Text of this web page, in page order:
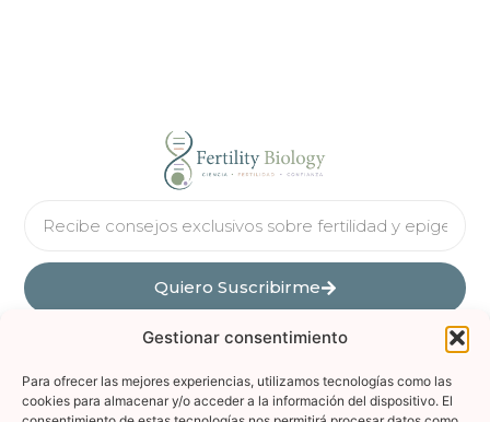
Gestionar consentimiento
Para ofrecer las mejores experiencias, utilizamos tecnologías como las
cookies para almacenar y/o acceder a la información del dispositivo. El
Quiero Suscribirme